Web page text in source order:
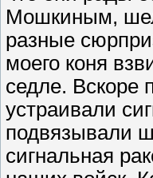
Мошкиным,
разные
моего коня
седле. Вскоре
устраивали
подвязывали
сигнальная